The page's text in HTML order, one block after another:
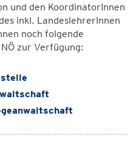
und den KoordinatorInnen
inkl. LandeslehrerInnen
noch folgende
zur Verfügung: